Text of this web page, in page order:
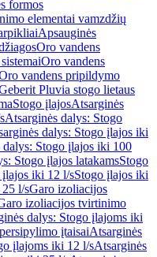
formos
elementai vamzdžių
Apsauginės
Oro vandens
Oro vandens
vandens pripildymo
Pluvia stogo lietaus
Stogo įlajosAtsarginės
Atsarginės dalys: Stogo
dalys: Stogo įlajos iki
dalys: Stogo įlajos iki 100
Stogo įlajos latakamsStogo
įlajos iki 12 l/sStogo įlajos iki
l/sGaro izoliacijos
izoliacijos tvirtinimo
dalys: Stogo įlajoms iki
įtaisaiAtsarginės
įlajoms iki 12 l/sAtsarginės